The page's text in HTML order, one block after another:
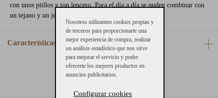
con unos pitllos y top lencero. Para el día a día se puden combinar con
un tejano y un jersey.
Características
Nosotros utilizamos cookies propias y
de terceros para proporcionarte una
mejor experiencia de compra, realizar
un análisis estadístico que nos sirve
para mejorar el servicio y poder
ofrecerte los mejores productos en
anuncios publicitarios.
Configurar cookies